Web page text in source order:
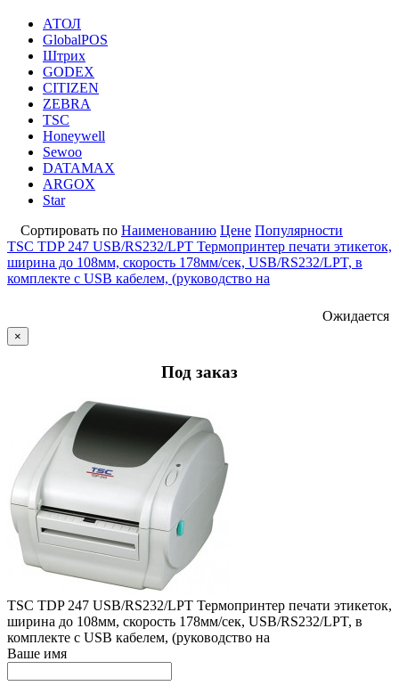
АТОЛ
GlobalPOS
Штрих
GODEX
CITIZEN
ZEBRA
TSC
Honeywell
Sewoo
DATAMAX
ARGOX
Star
Сортировать по Наименованию Цене Популярности
TSC TDP 247 USB/RS232/LPT Термопринтер печати этикеток,
ширина до 108мм, скорость 178мм/сек, USB/RS232/LPT, в
комплекте с USB кабелем, (руководство на
Ожидается
×
Под заказ
TSC TDP 247 USB/RS232/LPT Термопринтер печати этикеток,
ширина до 108мм, скорость 178мм/сек, USB/RS232/LPT, в
комплекте с USB кабелем, (руководство на
Ваше имя